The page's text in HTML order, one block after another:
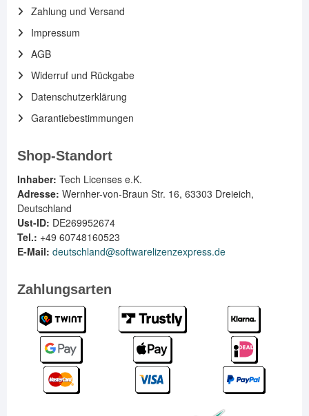
Zahlung und Versand
Impressum
AGB
Widerruf und Rückgabe
Datenschutzerklärung
Garantiebestimmungen
Shop-Standort
Inhaber: Tech Licenses e.K.
Adresse: Wernher-von-Braun Str. 16, 63303 Dreieich,
Deutschland
Ust-ID: DE269952674
Tel.: +49 60748160523
E-Mail: deutschland@softwarelizenzexpress.de
Zahlungsarten